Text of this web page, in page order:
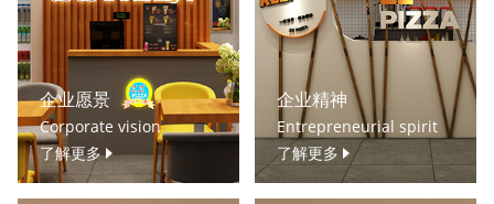
企业愿景
Corporate vision
了解更多
企业精神
Entrepreneurial spirit
了解更多